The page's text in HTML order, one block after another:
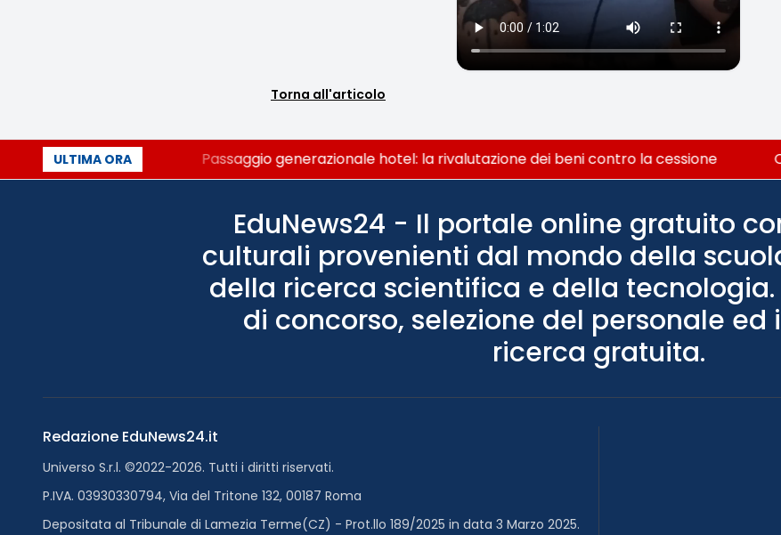
Torna all'articolo
ULTIMA ORA
dei Palcoscenici Passaggio generazionale hotel: la rivalutazione dei beni contro la cessione
EduNews24 - Il portale online gratuito
culturali provenienti dal mondo della
della ricerca scientifica e della tecnologia.
di concorso, selezione del personale ed
ricerca gratuita.
Redazione EduNews24.it
Universo S.r.l. ©2022-2026. Tutti i diritti riservati.
P.IVA. 03930330794, Via del Tritone 132, 00187 Roma
Depositata al Tribunale di Lamezia Terme(CZ) - Prot.llo 189/2025 in data 3 Marzo 2025.